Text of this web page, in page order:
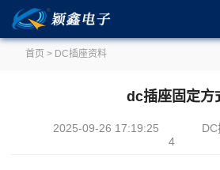
首页 > DC插座资料
dc插座固定方
2025-09-26 17:19:25
4